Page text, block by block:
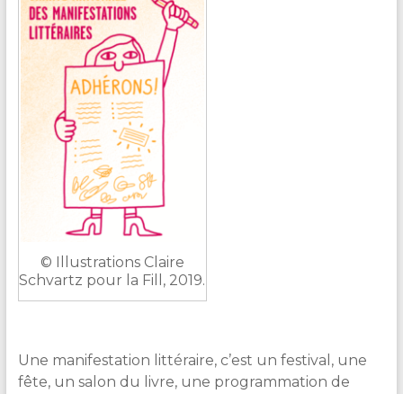
© Illustrations Claire
Schvartz pour la Fill, 2019.
Une manifestation littéraire, c’est un festival, une
fête, un salon du livre, une programmation de